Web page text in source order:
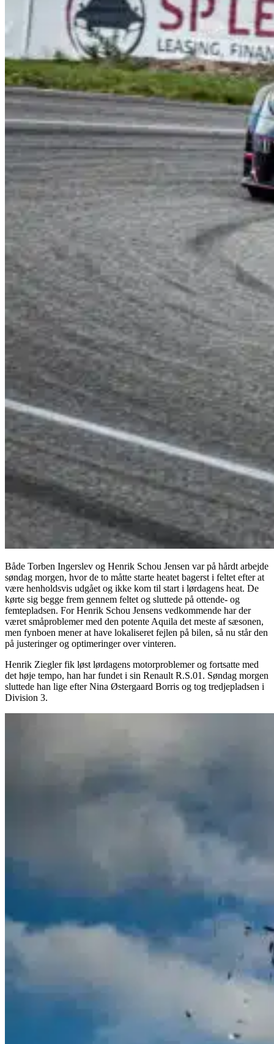
Både Torben Ingerslev og Henrik Schou Jensen var på hårdt arbejde
søndag morgen, hvor de to måtte starte heatet bagerst i feltet efter at
være henholdsvis udgået og ikke kom til start i lørdagens heat. De
kørte sig begge frem gennem feltet og sluttede på ottende- og
femtepladsen. For Henrik Schou Jensens vedkommende har der
været småproblemer med den potente Aquila det meste af sæsonen,
men fynboen mener at have lokaliseret fejlen på bilen, så nu står den
på justeringer og optimeringer over vinteren.
Henrik Ziegler fik løst lørdagens motorproblemer og fortsatte med
det høje tempo, han har fundet i sin Renault R.S.01. Søndag morgen
sluttede han lige efter Nina Østergaard Borris og tog tredjepladsen i
Division 3.